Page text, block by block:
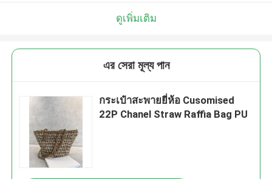
ดูเพิ่มเติม
এর সেরা মূল্য পান
กระเป๋าสะพายยี่ห้อ Cusomised
22P Chanel Straw Raffia Bag PU